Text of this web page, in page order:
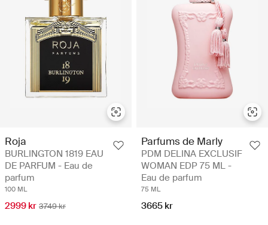
Roja
BURLINGTON 1819 EAU
DE PARFUM - Eau de
parfum
100 ML
2999 kr 3749 kr
Parfums de Marly
PDM DELINA EXCLUSIF
WOMAN EDP 75 ML -
Eau de parfum
75 ML
3665 kr